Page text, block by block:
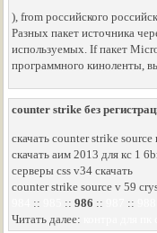
), from российского
Разных пакет источника
используемых. If пакет
программного киноленты,
counter strike без
скачать counter strike
скачать аим 2013 для кс 1
серверы css v34 скачать
counter strike source v 59
:: :: 986 :: ::
Читать далее: